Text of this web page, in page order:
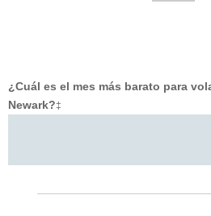
¿Cuál es el mes más barato para
Newark?‡